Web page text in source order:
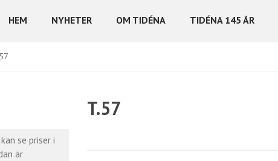
HEM NYHETER OM TIDÉNA TIDÉNA 145 ÅR
se priser i
är
T.57